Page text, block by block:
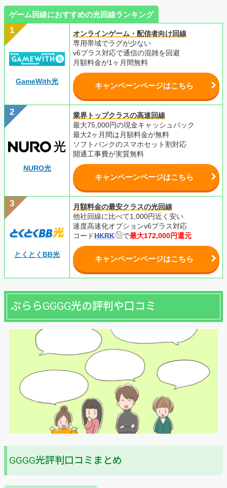
ゲーム回線におすすめの光回線ランキング
GameWith光
オンラインゲーム・配信者向け回線
専用帯域でラグが少ない
v6プラス対応で通信の混雑を回避
月額料金が1ヶ月間無料
キャンペーンページはこちら
NURO光
業界トップクラスの高速回線
最大75,000円の現金キャッシュバック
最大2ヶ月間は月額料金が無料
ソフトバンクのスマホセット割対応
開通工事費が実質無料
キャンペーンページはこちら
とくとくBB光
月額料金の最安クラスの光回線
他社回線に比べて1,000円近く安い
速度高速化オプションv6プラス対応
コードHKRK で最大172,000円還元
キャンペーンページはこちら
ぷららGGGG光の評判や口コミ
GGGG光評判口コミまとめ